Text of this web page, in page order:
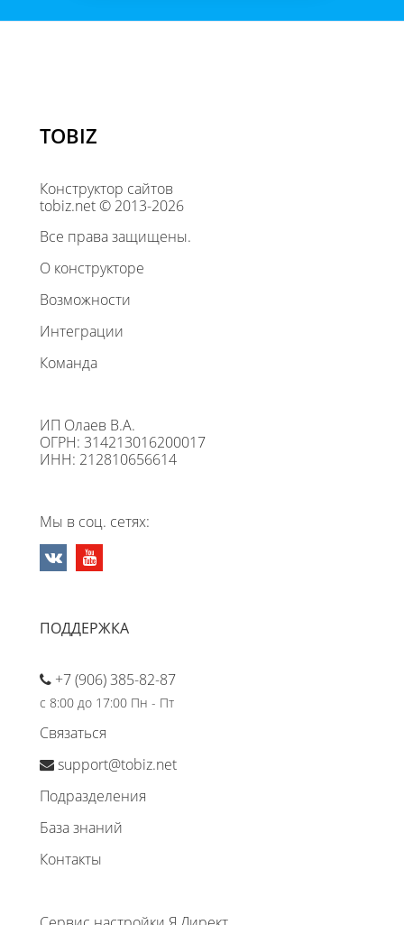
TOBIZ
Конструктор сайтов
tobiz.net © 2013-2026
Все права защищены.
О конструкторе
Возможности
Интеграции
Команда
ИП Олаев В.А.
ОГРН: 314213016200017
ИНН: 212810656614
Мы в соц. сетях:
ПОДДЕРЖКА
+7 (906) 385-82-87
с 8:00 до 17:00 Пн - Пт
Связаться
support@tobiz.net
Подразделения
База знаний
Контакты